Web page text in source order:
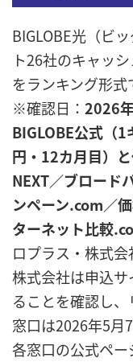
BIGLOBE光（ビ
ト26社のキャッ
をランキング形式
※確認日： 2026
BIGLOBE公式（
円・12カ月目）
NEXT／ブロード
ンペーン.com／
ターネット比較
ロプラス・株式
株式会社は申込
ることを確認し
窓口は2026年5月
各窓口の公式ペ